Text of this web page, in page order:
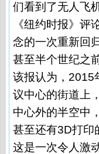
们看到了无人飞
《纽约时报》
念的一次重新回
甚至半个世纪之
该报认为，2015
议中心的街道上
中心外的半空中
甚至还有3D打印
这是一次令人激